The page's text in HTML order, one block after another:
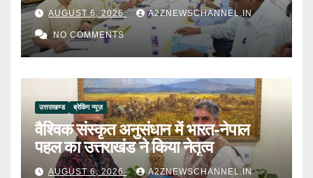
AUGUST 6, 2026 A2ZNEWSCHANNEL.IN
NO COMMENTS
उत्तराखण्ड ब्रेकिंग न्यूज़
वैश्विक संस्कृत अनुसंधान में भारत-नेपाल
पहल का उत्तराखंड ने किया नेतृत्व
AUGUST 6, 2026 A2ZNEWSCHANNEL.IN